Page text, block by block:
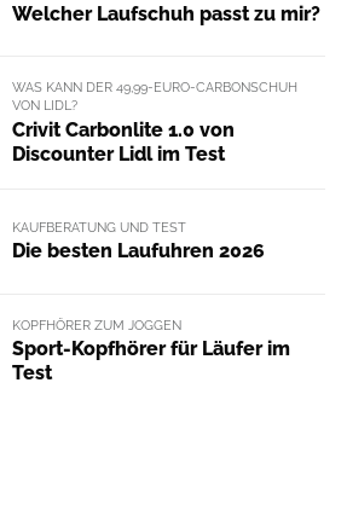
Welcher Laufschuh passt zu mir?
WAS KANN DER 49,99-EURO-CARBONSCHUH
VON LIDL?
Crivit Carbonlite 1.0 von
Discounter Lidl im Test
KAUFBERATUNG UND TEST
Die besten Laufuhren 2026
KOPFHÖRER ZUM JOGGEN
Sport-Kopfhörer für Läufer im
Test